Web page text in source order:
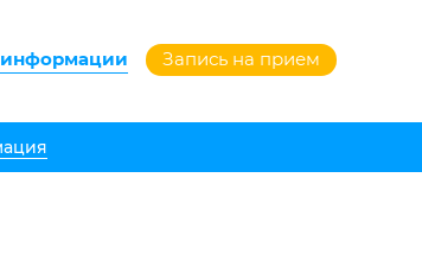
Запись на прием